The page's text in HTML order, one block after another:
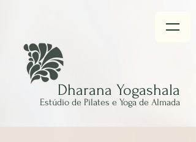
Dharana Yogashala
Estúdio de Pilates e Yoga de Almada